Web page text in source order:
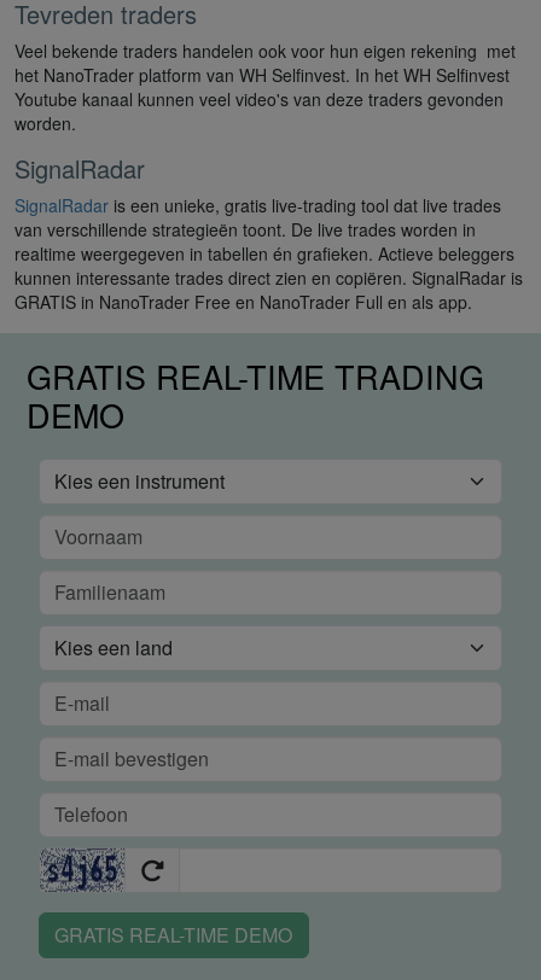
Tevreden traders
Veel bekende traders handelen ook voor hun eigen rekening met
het NanoTrader platform van WH Selfinvest. In het WH Selfinvest
Youtube kanaal kunnen veel video's van deze traders gevonden
worden.
SignalRadar
SignalRadar is een unieke, gratis live-trading tool dat live trades
van verschillende strategieën toont. De live trades worden in
realtime weergegeven in tabellen én grafieken. Actieve beleggers
kunnen interessante trades direct zien en copiëren. SignalRadar is
GRATIS in NanoTrader Free en NanoTrader Full en als app.
GRATIS REAL-TIME TRADING
DEMO
GRATIS REAL-TIME DEMO